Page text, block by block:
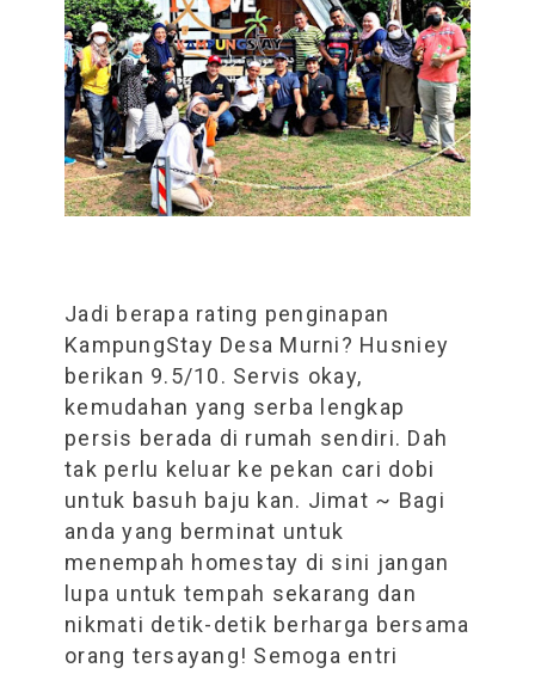
Jadi berapa rating penginapan
KampungStay Desa Murni? Husniey
berikan 9.5/10. Servis okay,
kemudahan yang serba lengkap
persis berada di rumah sendiri. Dah
tak perlu keluar ke pekan cari dobi
untuk basuh baju kan. Jimat ~ Bagi
anda yang berminat untuk
menempah homestay di sini jangan
lupa untuk tempah sekarang dan
nikmati detik-detik berharga bersama
orang tersayang! Semoga entri